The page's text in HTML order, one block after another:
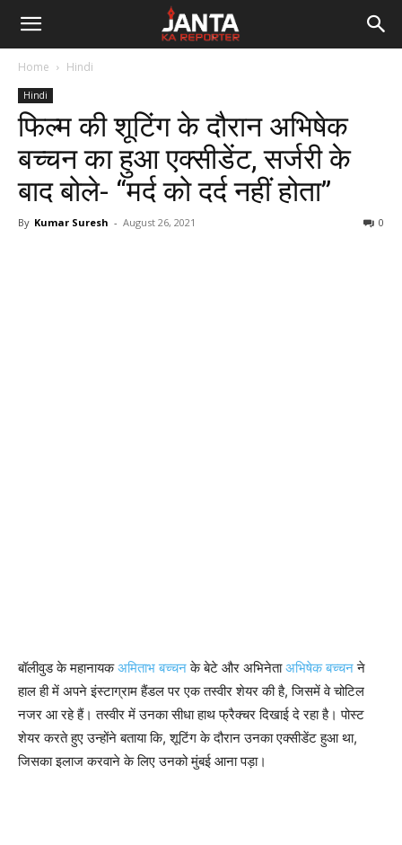
Janta
Reporter
Home Hindi
Hindi
फिल्म की शूटिंग के दौरान अभिषेक
बच्चन का हुआ एक्सीडेंट, सर्जरी के
बाद बोले- “मर्द को दर्द नहीं होता”
By Kumar Suresh - August 26, 2021 0
बॉलीवुड के महानायकअमिताभ बच्चनके बेटे और अभिनेताअभिषेक बच्चनने
हाल ही में अपने इंस्टाग्राम हैंडल पर एक तस्वीर शेयर की है, जिसमें वे चोटिल
नजर आ रहे हैं। तस्वीर में उनका सीधा हाथ फ्रैक्चर दिखाई दे रहा है। पोस्ट
शेयर करते हुए उन्होंने बताया कि, शूटिंग के दौरान उनका एक्सीडेंट हुआ था,
जिसका इलाज करवाने के लिए उनको मुंबई आना पड़ा।